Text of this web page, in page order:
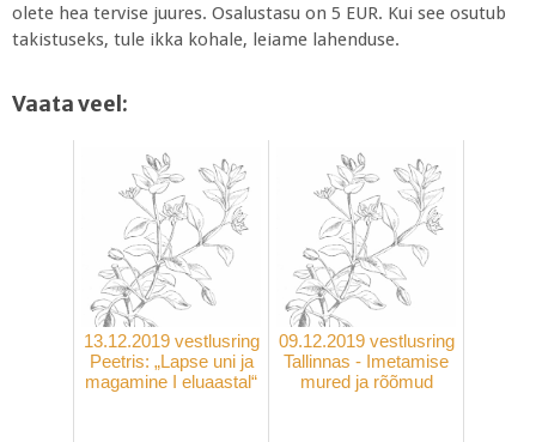
olete hea tervise juures. Osalustasu on 5 EUR. Kui see osutub
takistuseks, tule ikka kohale, leiame lahenduse.
Vaata veel:
13.12.2019 vestlusring
Peetris: „Lapse uni ja
magamine I eluaastal“
09.12.2019 vestlusring
Tallinnas - Imetamise
mured ja rõõmud